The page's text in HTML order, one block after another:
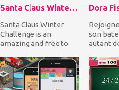
Santa Claus Winter Challenge
Santa Claus Winter
Challenge is an
amazing and free to
game suitable for all
ages...
Dora
son
autant
temps